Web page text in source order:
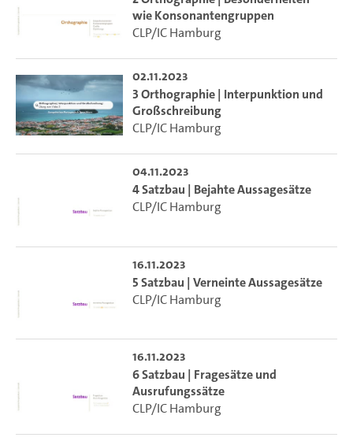
wie Konsonantengruppen
CLP/IC Hamburg
02.11.2023
3 Orthographie | Interpunktion und
Großschreibung
CLP/IC Hamburg
04.11.2023
4 Satzbau | Bejahte Aussagesätze
CLP/IC Hamburg
16.11.2023
5 Satzbau | Verneinte Aussagesätze
CLP/IC Hamburg
16.11.2023
6 Satzbau | Fragesätze und
Ausrufungssätze
CLP/IC Hamburg